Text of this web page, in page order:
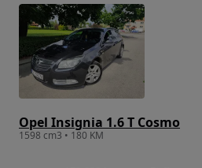
Opel Insignia 1.6 T Cosmo
1598 cm3 • 180 KM